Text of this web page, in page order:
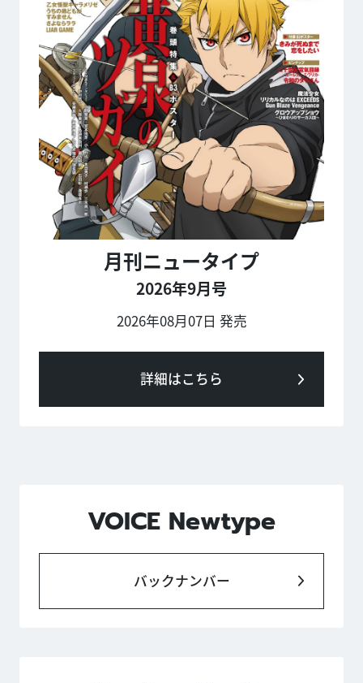
月刊ニュータイプ
2026年9月号
2026年08月07日 発売
詳細はこちら
VOICE Newtype
バックナンバー